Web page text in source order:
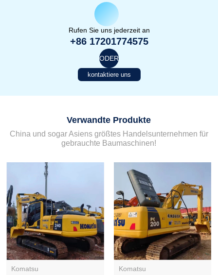
Rufen Sie uns jederzeit an
+86 17201774575
ODER
kontaktiere uns
Verwandte Produkte
China und sogar Asiens größtes Handelsunternehmen für
gebrauchte Baumaschinen!
Komatsu Komatsu